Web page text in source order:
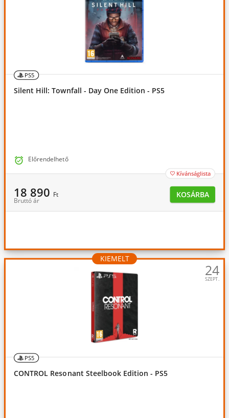
PS5
Silent Hill: Townfall - Day One Edition - PS5
 Előrendelhető
 Kívánságlista
18 890 Ft
Bruttó ár
KOSÁRBA
KIEMELT
24
SZEPT.
PS5
CONTROL Resonant Steelbook Edition - PS5